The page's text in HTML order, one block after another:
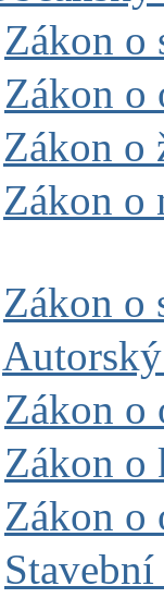
Zákon o
Zákon o
Zákon o
Zákon o
Zákon o
Zákon o
Zákon o
Zákon o